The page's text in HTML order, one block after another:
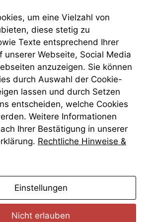
um eine Vielzahl von
diese stetig zu
Texte entsprechend Ihrer
unserer Webseite, Social Media
anzuzeigen. Sie können
durch Auswahl der Cookie-
lassen und durch Setzen
entscheiden, welche Cookies
Weitere Informationen
Ihrer Bestätigung in unserer
Rechtliche Hinweise &
Einstellungen
Nicht erlauben
Daten auf.
Funktionalität
Einige
Funktionen auf
dieser Website
sind optional.
Wenn Sie
diese Option
deaktivieren,
kann die
Website nicht
Wir speichern
anonyme Daten ab,